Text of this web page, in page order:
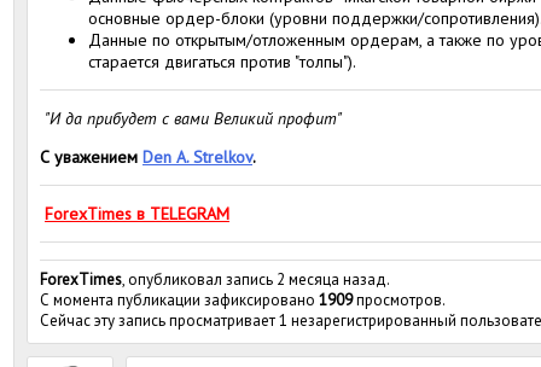
основные ордер-блоки (уровни поддержки/
Данные по открытым/отложенным ордерам, а также по
старается двигаться против "толпы").
"И да прибудет с вами Великий профит"
С уважением Den A. Strelkov.
ForexTimes в TELEGRAM
ForexTimes, опубликовал запись 2 месяца назад.
С момента публикации зафиксировано 1909просмотров.
Сейчас эту запись просматривает 1 незарегистрированный